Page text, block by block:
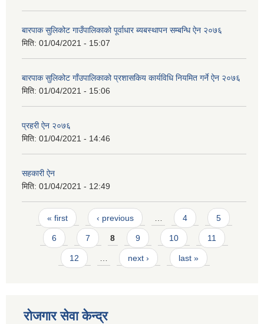
बारपाक सुलिकोट गाउँपालिकाको पूर्वाधार ब्यबस्थापन सम्बन्धि ऐन २०७६
मिति: 01/04/2021 - 15:07
बारपाक सुलिकोट गाँउपालिकाको प्रशासकिय कार्यविधि नियमित गर्ने ऐन २०७६
मिति: 01/04/2021 - 15:06
प्रहरी ऐन २०७६
मिति: 01/04/2021 - 14:46
सहकारी ऐन
मिति: 01/04/2021 - 12:49
Pages
« first ‹ previous 4 5
6 7 8 9 10 11
12 next › last »
रोजगार सेवा केन्द्र